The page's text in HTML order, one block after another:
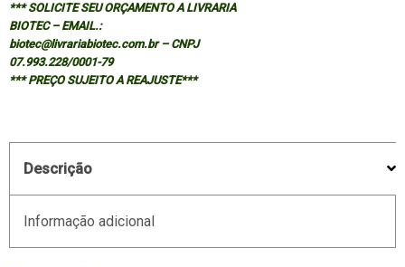
quantidade
*** SOLICITE SEU ORÇAMENTO A LIVRARIA
BIOTEC – EMAIL.:
biotec@livrariabiotec.com.br – CNPJ
07.993.228/0001-79
*** PREÇO SUJEITO A REAJUSTE***
Descrição
Informação adicional